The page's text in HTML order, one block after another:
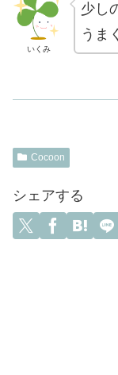
いくみ
少し
うま
Cocoon
シェアする